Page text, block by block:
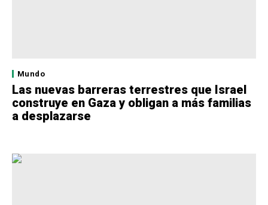
Mundo
Las nuevas barreras terrestres que Israel
construye en Gaza y obligan a más familias
a desplazarse